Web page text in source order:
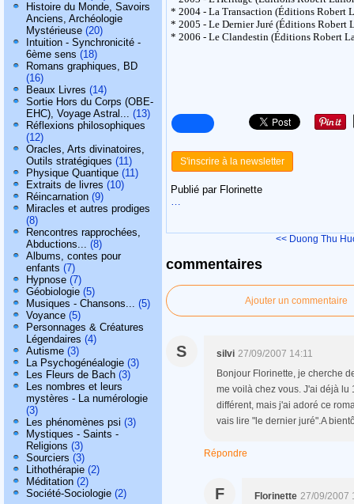
Histoire du Monde, Savoirs
Anciens, Archéologie
Mystérieuse (20)
Intuition - Synchronicité -
6ème sens (18)
Romans graphiques, BD
(16)
Beaux Livres (14)
Sortie Hors du Corps (OBE-
EHC), Voyage Astral... (13)
Réflexions philosophiques
(12)
Oracles, Arts divinatoires,
Outils stratégiques (11)
Physique Quantique (11)
Extraits de livres (10)
Réincarnation (9)
Miracles et autres prodiges
(8)
Rencontres rapprochées,
Abductions... (8)
Albums, contes pour
enfants (7)
Hypnose (7)
Géobiologie (5)
Musiques - Chansons... (5)
Voyance (5)
Personnages & Créatures
Légendaires (4)
Autisme (3)
La Psychogénéalogie (3)
Les Fleurs de Bach (3)
Les nombres et leurs
mystères - La numérologie
(3)
Les phénomènes psi (3)
Mystiques - Saints -
Religions (3)
Sourciers (3)
Lithothérapie (2)
Méditation (2)
Société-Sociologie (2)
* 2004 - La Transaction (Éditions Robert
* 2005 - Le Dernier Juré (Éditions
* 2006 - Le Clandestin (Éditions Robert
S'inscrire à la newsletter
Publié par Florinette
…
<< Duong Thu
commentaires
Ajouter un commentaire
S silvi 27/09/2007 14:11
Bonjour Florinette, je cherche
me voilà chez vous. J'ai déjà lu
différent, mais j'ai adoré ce
vais lire "le dernier juré".A
Répondre
F Florinette 27/09/2007